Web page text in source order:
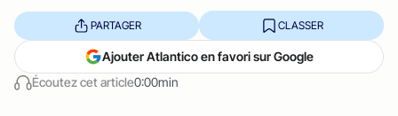
Écoutez cet article0:00min
PARTAGER CLASSER
Ajouter Atlantico en favori sur Google